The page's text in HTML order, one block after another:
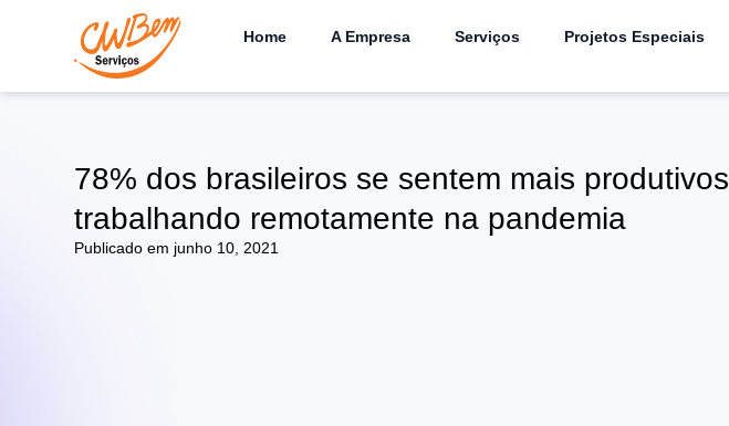
Home A Empresa Serviços Projetos Especiais
78% dos brasileiros se sentem mais produtivos
trabalhando remotamente na pandemia
Publicado em junho 10, 2021